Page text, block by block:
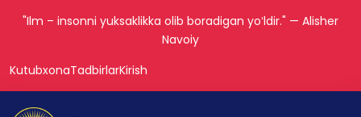
"Ilm – insonni yuksaklikka olib boradigan yoʻldir." — Alisher
Navoiy
KutubxonaTadbirlarKirish